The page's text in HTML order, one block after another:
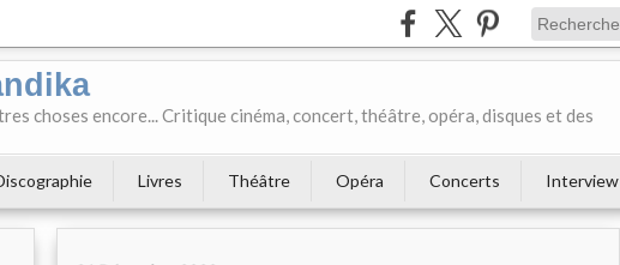
choses encore... Critique cinéma, concert, théâtre, opéra, disques et des
Livres Théâtre Opéra Concerts Interview